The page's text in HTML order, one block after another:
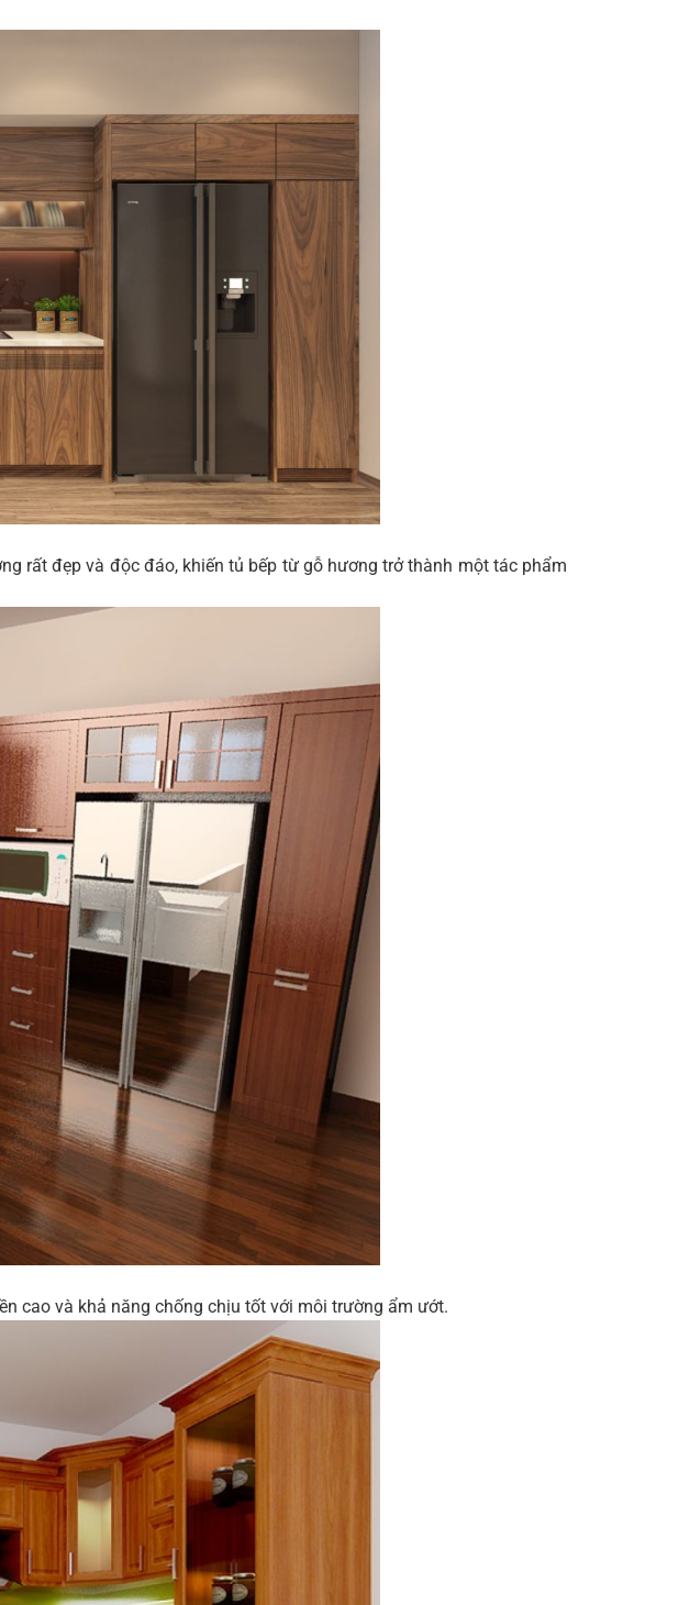
rất đẹp và độc đáo, khiến tủ bếp từ gỗ hương trở thành một tác phẩm
cao và khả năng chống chịu tốt với môi trường ẩm ướt.